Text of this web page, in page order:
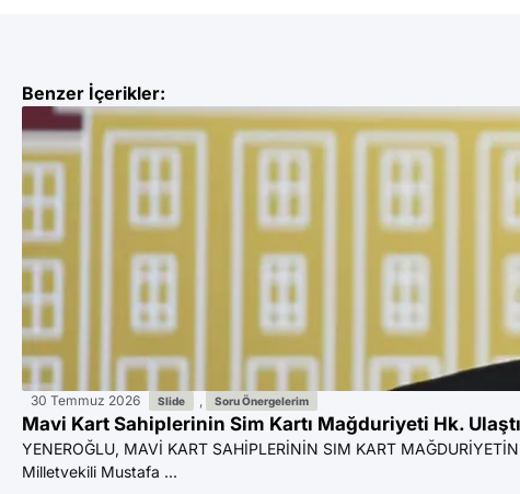
Benzer İçerikler:
30 Temmuz 2026 Slide , Soru Önergelerim
Mavi Kart Sahiplerinin Sim Kartı Mağduriyeti Hk.
YENEROĞLU, MAVİ KART SAHİPLERİNİN SIM KART
Milletvekili Mustafa ...